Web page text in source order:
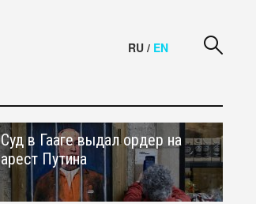
RU / EN
Суд в Гааге выдал ордер на
арест Путина